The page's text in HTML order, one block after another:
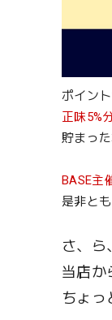
ポイン
正味5%
貯まっ
BASE主
是非と
さ、ら
当店か
ちょっ